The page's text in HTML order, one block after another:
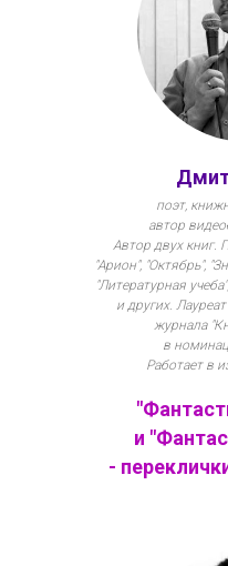
поэт,
автор
Автор двух книг.
"Арион", "Октябрь",
"Литературная
и других.
журнала
в
Работает в
и
-